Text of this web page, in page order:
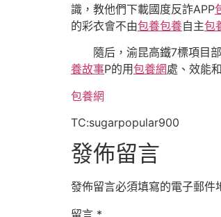
識，教他們下載國度反詐APP
的彩衣會不由包養包養自主包
隨后，渝昆高鐵7標項目
養故事P的用包養網處、效能
包養網
TC:sugarpopular900
發佈留言
發佈留言必須填寫的電子郵件